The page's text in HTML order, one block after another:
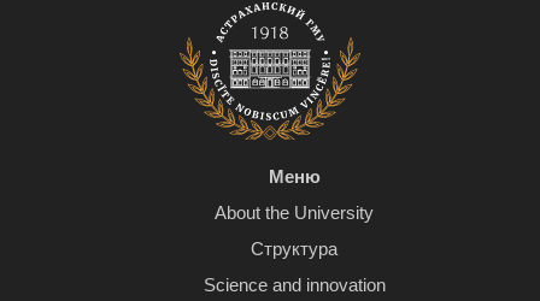
Меню
About the University
Структура
Science and innovation